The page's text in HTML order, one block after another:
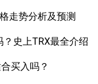
走势分析及预测
史上TRX最全介绍
买入吗？